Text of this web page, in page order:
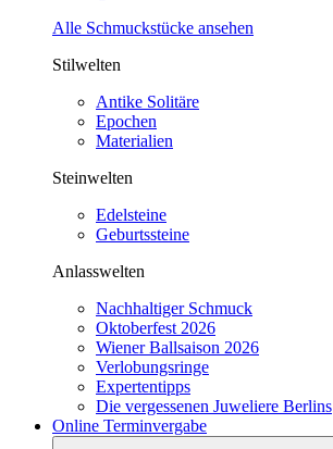
Alle Schmuckstücke ansehen
Stilwelten
Antike Solitäre
Epochen
Materialien
Steinwelten
Edelsteine
Geburtssteine
Anlasswelten
Nachhaltiger Schmuck
Oktoberfest 2026
Wiener Ballsaison 2026
Verlobungsringe
Expertentipps
Die vergessenen Juweliere Berlins
Online Terminvergabe